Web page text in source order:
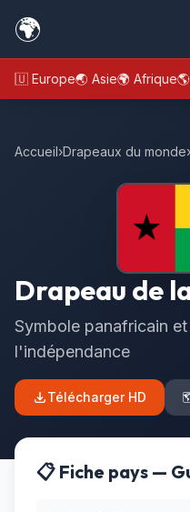
🌍
🇪🇺 Europe🌏 Asie🌍 Afrique
Accueil›Drapeaux du monde›
Drapeau de
Symbole panafricain et
l'indépendance
Télécharger HD
📋 Fiche pays —